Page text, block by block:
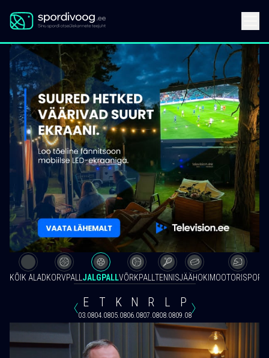
KÕIK ALADKORVPALL JALGPALLVÕRKPALL TENNISJÄÄHOKI MOOTORISPORT
E
03.08
T
04.08
K
05.08
N
06.08
R
07.08
L
08.08
P
09.08